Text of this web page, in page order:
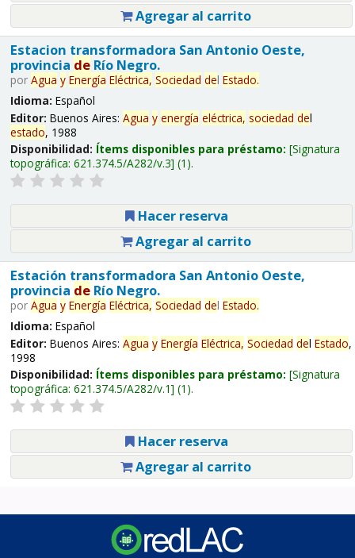
Agregar al carrito
Estacion transformadora San Antonio Oeste,
provincia deRío Negro.
por Agua y Energía Eléctrica, Sociedad del Estado.
Idioma: Español
Editor: Buenos Aires: Agua y energía eléctrica, sociedad del
estado, 1988
Disponibilidad: Ítems disponibles para préstamo: Signatura
topográfica: 621.374.5/A282/v.3 (1).
Hacer reserva
Agregar al carrito
Estación transformadora San Antonio Oeste,
provincia deRío Negro.
por Agua y Energía Eléctrica, Sociedad del Estado.
Idioma: Español
Editor: Buenos Aires: Agua y Energía Eléctrica, Sociedad del Estado,
1998
Disponibilidad: Ítems disponibles para préstamo: Signatura
topográfica: 621.374.5/A282/v.1 (1).
Hacer reserva
Agregar al carrito